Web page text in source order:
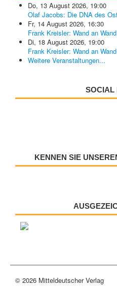
Do, 13 August 2026, 19:00
Olaf Jacobs: Die DNA des
Fr, 14 August 2026, 16:30
Frank Kreisler: Wand an
Di, 18 August 2026, 19:00
Frank Kreisler: Wand an
Weitere Veranstaltungen...
SOCIAL
KENNEN SIE
© 2026 Mitteldeutscher Verlag